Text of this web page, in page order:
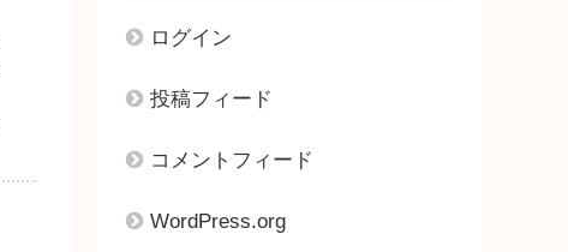
ログイン
投稿フィード
コメントフィード
WordPress.org